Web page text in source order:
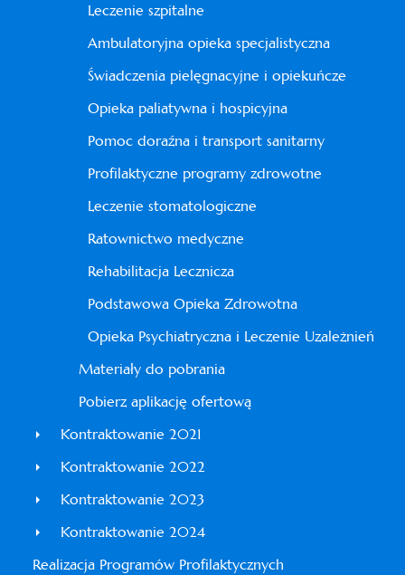
Leczenie szpitalne
Ambulatoryjna opieka specjalistyczna
Świadczenia pielęgnacyjne i opiekuńcze
Opieka paliatywna i hospicyjna
Pomoc doraźna i transport sanitarny
Profilaktyczne programy zdrowotne
Leczenie stomatologiczne
Ratownictwo medyczne
Rehabilitacja Lecznicza
Podstawowa Opieka Zdrowotna
Opieka Psychiatryczna i Leczenie Uzależnień
Materiały do pobrania
Pobierz aplikację ofertową
Kontraktowanie 2021
Kontraktowanie 2022
Kontraktowanie 2023
Kontraktowanie 2024
Realizacja Programów Profilaktycznych